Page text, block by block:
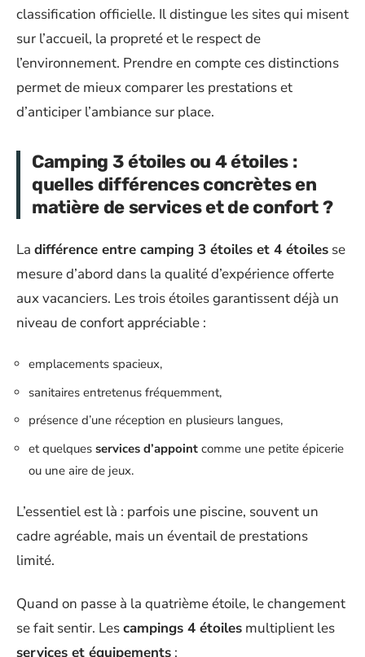
classification officielle. Il distingue les sites qui misent
sur l’accueil, la propreté et le respect de
l’environnement. Prendre en compte ces distinctions
permet de mieux comparer les prestations et
d’anticiper l’ambiance sur place.
Camping 3 étoiles ou 4 étoiles :
quelles différences concrètes en
matière de services et de confort ?
La différence entre camping 3 étoiles et 4 étoiles se
mesure d’abord dans la qualité d’expérience offerte
aux vacanciers. Les trois étoiles garantissent déjà un
niveau de confort appréciable :
emplacements spacieux,
sanitaires entretenus fréquemment,
présence d’une réception en plusieurs langues,
et quelques services d’appoint comme une petite épicerie
ou une aire de jeux.
L’essentiel est là : parfois une piscine, souvent un
cadre agréable, mais un éventail de prestations
limité.
Quand on passe à la quatrième étoile, le changement
se fait sentir. Lescampings 4 étoiles multiplient les
services et équipements :